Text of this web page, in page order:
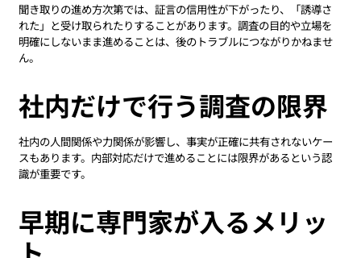
聞き取りの進め方次第では、証言の信用性が下がったり、「誘導さ
れた」と受け取られたりすることがあります。調査の目的や立場を
明確にしないまま進めることは、後のトラブルにつながりかねませ
ん。
社内だけで行う調査の限界
社内の人間関係や力関係が影響し、事実が正確に共有されないケー
スもあります。内部対応だけで進めることには限界があるという認
識が重要です。
早期に専門家が入るメリッ